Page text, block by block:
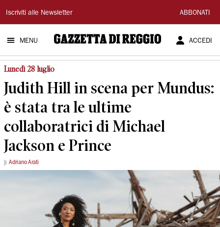
Gazzetta
di
Reggio
Iscriviti alle Newsletter ABBONATI
MENU ACCEDI
Lunedì 28 luglio
Judith Hill in scena per Mundus:
è stata tra le ultime
collaboratrici di Michael
Jackson e Prince
Adriano Arati